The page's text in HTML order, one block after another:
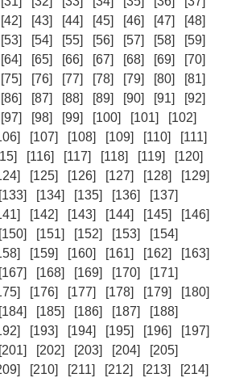
[42] [43] [44] [45] [46] [47]
[48]
[53] [54] [55] [56] [57] [58]
[59]
[64] [65] [66] [67] [68] [69]
[70]
[75] [76] [77] [78] [79] [80]
[81]
[86] [87] [88] [89] [90] [91]
[92]
[97] [98] [99] [100] [101]
[102]
[107] [108] [109] [110]
[111]
[116] [117] [118] [119]
[120]
[125] [126] [127] [128]
[129]
[133] [134] [135] [136]
[137]
[142] [143] [144] [145]
[146]
[150] [151] [152] [153]
[154]
[159] [160] [161] [162]
[163]
[167] [168] [169] [170]
[171]
[176] [177] [178] [179]
[180]
[184] [185] [186] [187]
[188]
[193] [194] [195] [196]
[197]
[201] [202] [203] [204]
[205]
[210] [211] [212] [213]
[214]